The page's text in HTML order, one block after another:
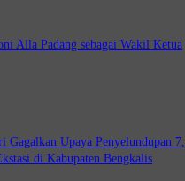
Alla Padang sebagai Wakil Ketua
Gagalkan Upaya Penyelundupan
di Kabupaten Bengkalis